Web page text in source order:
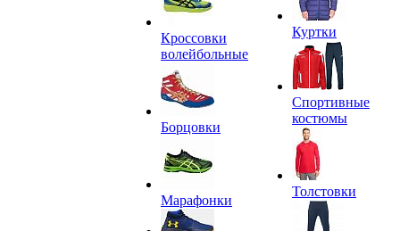
Кроссовки
волейбольные
Борцовки
Марафонки
Куртки
Спортивные
костюмы
Толстовки